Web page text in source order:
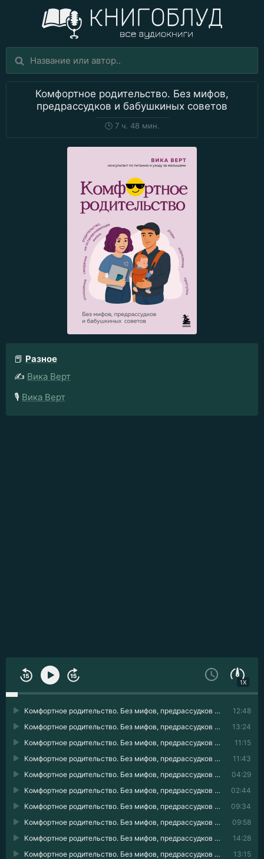
Комфортное родительство. Без мифов,
предрассудков и бабушкиных советов
🕒7 ч. 48 мин.
📕 Разное
✍️ Вика Верт
🎙️ Вика Верт
1X
12:48
Комфортное родительство. Без мифов, предрассудков и бабушкиных советов 01
13:24
Комфортное родительство. Без мифов, предрассудков и бабушкиных советов 02
11:15
Комфортное родительство. Без мифов, предрассудков и бабушкиных советов 03
11:43
Комфортное родительство. Без мифов, предрассудков и бабушкиных советов 04
04:29
Комфортное родительство. Без мифов, предрассудков и бабушкиных советов 05
02:44
Комфортное родительство. Без мифов, предрассудков и бабушкиных советов 06
09:34
Комфортное родительство. Без мифов, предрассудков и бабушкиных советов 07
09:58
Комфортное родительство. Без мифов, предрассудков и бабушкиных советов 08
14:28
Комфортное родительство. Без мифов, предрассудков и бабушкиных советов 09
13:15
Комфортное родительство. Без мифов, предрассудков и бабушкиных советов 10